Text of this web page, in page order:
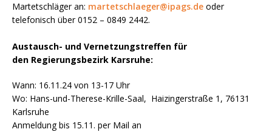
powered by
Martetschläger an: martetschlaeger@ipags.de oder
telefonisch über 0152 – 0849 2442.
Austausch- und Vernetzungstreffen für
den Regierungsbezirk Karsruhe:
Wann: 16.11.24 von 13-17 Uhr
Wo: Hans-und-Therese-Krille-Saal, Haizingerstraße 1, 76131
Karlsruhe
Anmeldung bis 15.11. per Mail an